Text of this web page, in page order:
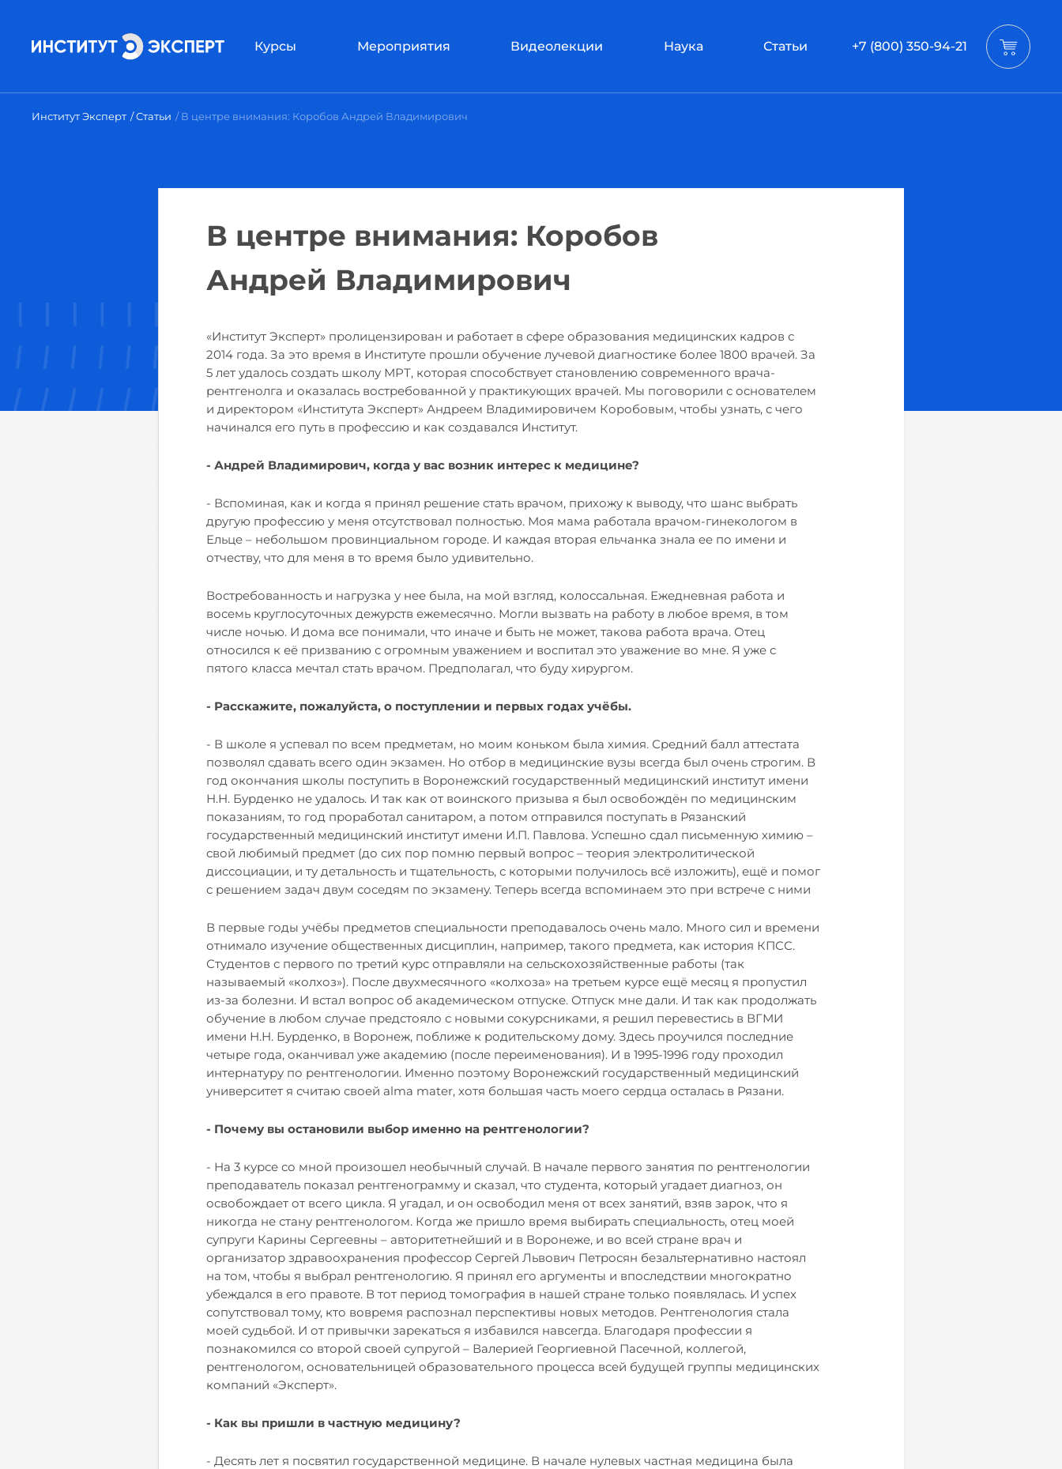
Курсы Мероприятия Видеолекции Наука Статьи +7 (800) 350-94-21
Институт Эксперт Статьи В центре внимания: Коробов Андрей Владимирович
В центре внимания: Коробов
Андрей Владимирович
«Институт Эксперт» пролицензирован и работает в сфере образования медицинских кадров с
2014 года. За это время в Институте прошли обучение лучевой диагностике более 1800 врачей. За
5 лет удалось создать школу МРТ, которая способствует становлению современного врача-
рентгенолга и оказалась востребованной у практикующих врачей. Мы поговорили с основателем
и директором «Института Эксперт» Андреем Владимировичем Коробовым, чтобы узнать, с чего
начинался его путь в профессию и как создавался Институт.
- Андрей Владимирович, когда у вас возник интерес к медицине?
- Вспоминая, как и когда я принял решение стать врачом, прихожу к выводу, что шанс выбрать
другую профессию у меня отсутствовал полностью. Моя мама работала врачом-гинекологом в
Ельце – небольшом провинциальном городе. И каждая вторая ельчанка знала ее по имени и
отчеству, что для меня в то время было удивительно.
Востребованность и нагрузка у нее была, на мой взгляд, колоссальная. Ежедневная работа и
восемь круглосуточных дежурств ежемесячно. Могли вызвать на работу в любое время, в том
числе ночью. И дома все понимали, что иначе и быть не может, такова работа врача. Отец
относился к её призванию с огромным уважением и воспитал это уважение во мне. Я уже с
пятого класса мечтал стать врачом. Предполагал, что буду хирургом.
- Расскажите, пожалуйста, о поступлении и первых годах учёбы.
- В школе я успевал по всем предметам, но моим коньком была химия. Средний балл аттестата
позволял сдавать всего один экзамен. Но отбор в медицинские вузы всегда был очень строгим. В
год окончания школы поступить в Воронежский государственный медицинский институт имени
Н.Н. Бурденко не удалось. И так как от воинского призыва я был освобождён по медицинским
показаниям, то год проработал санитаром, а потом отправился поступать в Рязанский
государственный медицинский институт имени И.П. Павлова. Успешно сдал письменную химию –
свой любимый предмет (до сих пор помню первый вопрос – теория электролитической
диссоциации, и ту детальность и тщательность, с которыми получилось всё изложить), ещё и помог
с решением задач двум соседям по экзамену. Теперь всегда вспоминаем это при встрече с ними
В первые годы учёбы предметов специальности преподавалось очень мало. Много сил и времени
отнимало изучение общественных дисциплин, например, такого предмета, как история КПСС.
Студентов с первого по третий курс отправляли на сельскохозяйственные работы (так
называемый «колхоз»). После двухмесячного «колхоза» на третьем курсе ещё месяц я пропустил
из-за болезни. И встал вопрос об академическом отпуске. Отпуск мне дали. И так как продолжать
обучение в любом случае предстояло с новыми сокурсниками, я решил перевестись в ВГМИ
имени Н.Н. Бурденко, в Воронеж, поближе к родительскому дому. Здесь проучился последние
четыре года, оканчивал уже академию (после переименования). И в 1995-1996 году проходил
интернатуру по рентгенологии. Именно поэтому Воронежский государственный медицинский
университет я считаю своей alma mater, хотя большая часть моего сердца осталась в Рязани.
- Почему вы остановили выбор именно на рентгенологии?
- На 3 курсе со мной произошел необычный случай. В начале первого занятия по рентгенологии
преподаватель показал рентгенограмму и сказал, что студента, который угадает диагноз, он
освобождает от всего цикла. Я угадал, и он освободил меня от всех занятий, взяв зарок, что я
никогда не стану рентгенологом. Когда же пришло время выбирать специальность, отец моей
супруги Карины Сергеевны – авторитетнейший и в Воронеже, и во всей стране врач и
организатор здравоохранения профессор Сергей Львович Петросян безальтернативно настоял
на том, чтобы я выбрал рентгенологию. Я принял его аргументы и впоследствии многократно
убеждался в его правоте. В тот период томография в нашей стране только появлялась. И успех
сопутствовал тому, кто вовремя распознал перспективы новых методов. Рентгенология стала
моей судьбой. И от привычки зарекаться я избавился навсегда. Благодаря профессии я
познакомился со второй своей супругой – Валерией Георгиевной Пасечной, коллегой,
рентгенологом, основательницей образовательного процесса всей будущей группы медицинских
компаний «Эксперт».
- Как вы пришли в частную медицину?
- Десять лет я посвятил государственной медицине. В начале нулевых частная медицина была